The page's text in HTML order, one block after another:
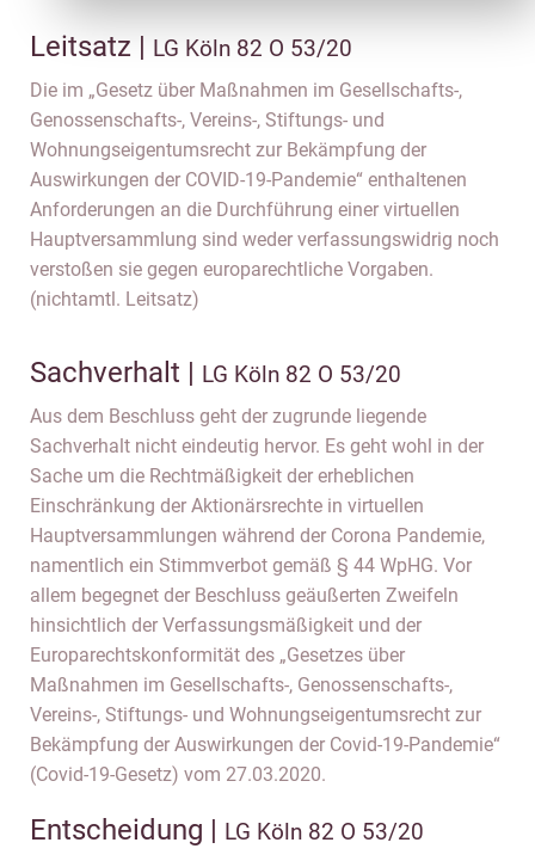
Leitsatz | LG Köln 82 O 53/20
Die im „Gesetz über Maßnahmen im Gesellschafts-,
Genossenschafts-, Vereins-, Stiftungs- und
Wohnungseigentumsrecht zur Bekämpfung der
Auswirkungen der COVID-19-Pandemie“ enthaltenen
Anforderungen an die Durchführung einer virtuellen
Hauptversammlung sind weder verfassungswidrig noch
verstoßen sie gegen europarechtliche Vorgaben.
(nichtamtl. Leitsatz)
Sachverhalt | LG Köln 82 O 53/20
Aus dem Beschluss geht der zugrunde liegende
Sachverhalt nicht eindeutig hervor. Es geht wohl in der
Sache um die Rechtmäßigkeit der erheblichen
Einschränkung der Aktionärsrechte in virtuellen
Hauptversammlungen während der Corona Pandemie,
namentlich ein Stimmverbot gemäß § 44 WpHG. Vor
allem begegnet der Beschluss geäußerten Zweifeln
hinsichtlich der Verfassungsmäßigkeit und der
Europarechtskonformität des „Gesetzes über
Maßnahmen im Gesellschafts-, Genossenschafts-,
Vereins-, Stiftungs- und Wohnungseigentumsrecht zur
Bekämpfung der Auswirkungen der Covid-19-Pandemie“
(Covid-19-Gesetz) vom 27.03.2020.
Entscheidung | LG Köln 82 O 53/20